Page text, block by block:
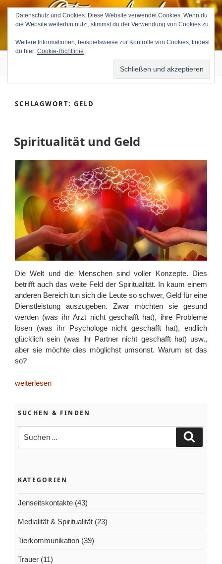
Zum
Inhalt
springen
Petra Avila
SCHLAGWORT:GELD
Spiritualität und Geld
Die Welt und die Menschen sind voller Konzepte. Dies
betrifft auch das weite Feld der Spiritualität. In kaum einem
anderen Bereich tun sich die Leute so schwer, Geld für eine
Dienstleistung auszugeben. Zwar möchten sie gesund
werden (was ihr Arzt nicht geschafft hat), ihre Probleme
lösen (was ihr Psychologe nicht geschafft hat), endlich
glücklich sein (was ihr Partner nicht geschafft hat) usw.,
aber sie möchte dies möglichst umsonst. Warum ist das
so?
„Spiritualität
weiterlesen
SUCHEN & FINDEN
nach:
KATEGORIEN
Jenseitskontakte (43)
Medialität & Spiritualität (23)
Tierkommunikation (39)
Trauer (11)
Datenschutz und Cookies: Diese Website verwendet Cookies. Wenn du
die Website weiterhin nutzt, stimmst du der Verwendung von Cookies zu.
Weitere Informationen, beispielsweise zur Kontrolle von Cookies, findest
du hier: Cookie-Richtlinie